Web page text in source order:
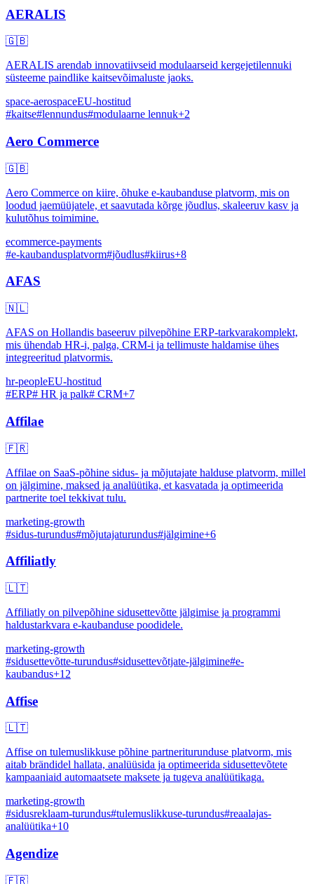
AERALIS
🇬🇧
AERALIS arendab innovatiivseid modulaarseid kergejetilennuki
süsteeme paindlike kaitsevõimaluste jaoks.
space-aerospaceEU-hostitud
#kaitse#lennundus#modulaarne lennuk+2
Aero Commerce
🇬🇧
Aero Commerce on kiire, õhuke e-kaubanduse platvorm, mis on
loodud jaemüüjatele, et saavutada kõrge jõudlus, skaleeruv kasv ja
kulutõhus toimimine.
ecommerce-payments
#e-kaubandusplatvorm#jõudlus#kiirus+8
AFAS
🇳🇱
AFAS on Hollandis baseeruv pilvepõhine ERP-tarkvarakomplekt,
mis ühendab HR-i, palga, CRM-i ja tellimuste haldamise ühes
integreeritud platvormis.
hr-peopleEU-hostitud
#ERP# HR ja palk# CRM+7
Affilae
🇫🇷
Affilae on SaaS-põhine sidus- ja mõjutajate halduse platvorm, millel
on jälgimine, maksed ja analüütika, et kasvatada ja optimeerida
partnerite toel tekkivat tulu.
marketing-growth
#sidus-turundus#mõjutajaturundus#jälgimine+6
Affiliatly
🇱🇹
Affiliatly on pilvepõhine sidusettevõtte jälgimise ja programmi
haldustarkvara e-kaubanduse poodidele.
marketing-growth
#sidusettevõtte-turundus#sidusettevõtjate-jälgimine#e-
kaubandus+12
Affise
🇱🇹
Affise on tulemuslikkuse põhine partneriturunduse platvorm, mis
aitab brändidel hallata, analüüsida ja optimeerida sidusettevõtete
kampaaniaid automaatsete maksete ja tugeva analüütikaga.
marketing-growth
#sidusreklaam-turundus#tulemuslikkuse-turundus#reaalajas-
analüütika+10
Agendize
🇫🇷